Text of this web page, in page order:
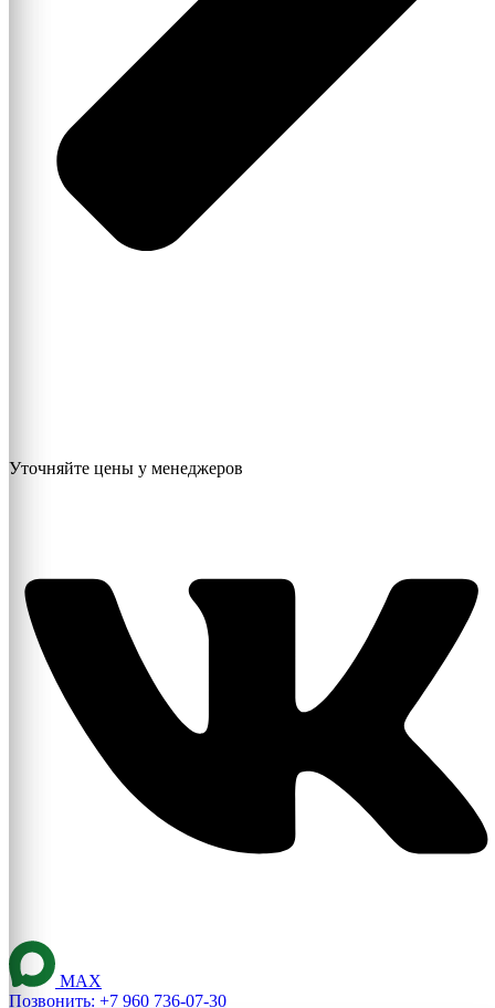
Уточняйте цены у менеджеров
MAX
Позвонить: +7 960 736-07-30